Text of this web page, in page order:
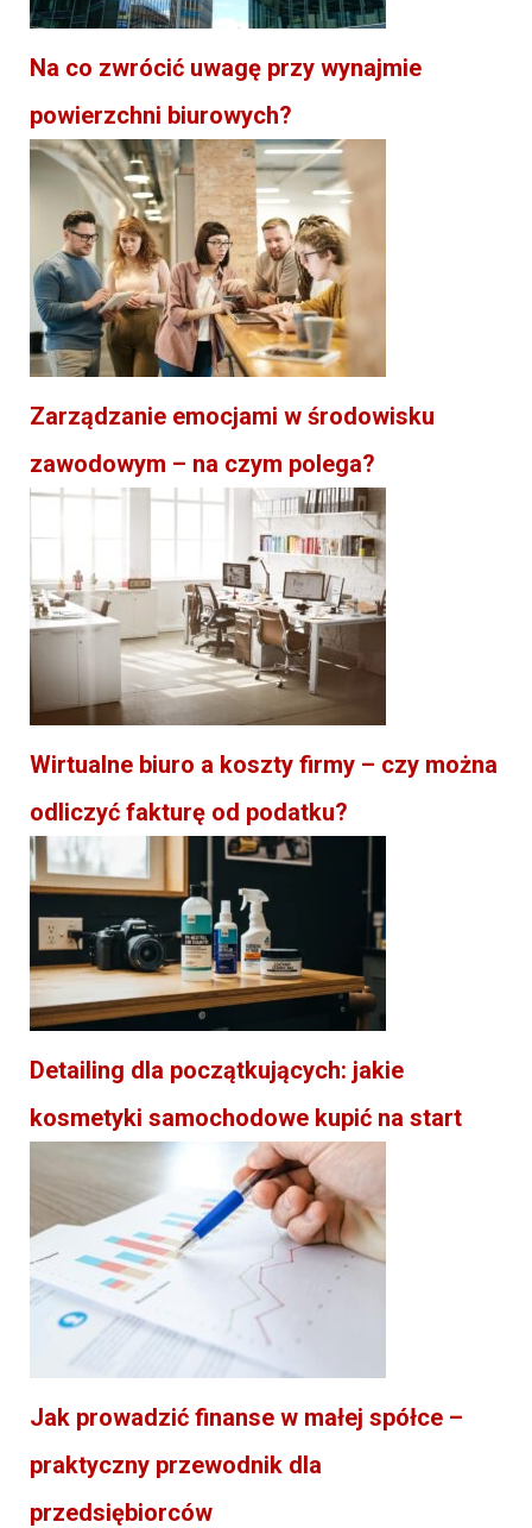
Na co zwrócić uwagę przy wynajmie
powierzchni biurowych?
Zarządzanie emocjami w środowisku
zawodowym – na czym polega?
Wirtualne biuro a koszty firmy – czy można
odliczyć fakturę od podatku?
Detailing dla początkujących: jakie
kosmetyki samochodowe kupić na start
Jak prowadzić finanse w małej spółce –
praktyczny przewodnik dla
przedsiębiorców